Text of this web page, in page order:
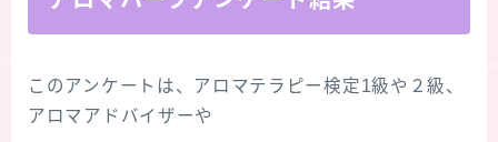
このアンケートは、アロマテラピー検定1級や２級、
アロマアドバイザーや